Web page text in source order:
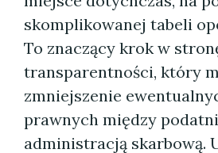
skomplikowanej tabeli
To znaczący krok w
transparentności, który
zmniejszenie
prawnych między
administracją skarbową.